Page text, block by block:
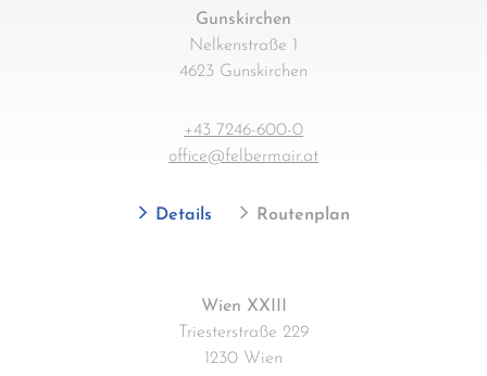
Gunskirchen
Nelkenstraße 1
4623 Gunskirchen
+43 7246-600-0
office@felbermair.at
Details Routenplan
Wien XXIII
Triesterstraße 229
1230 Wien